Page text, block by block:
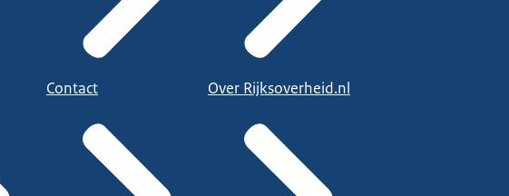
Contact Over Rijksoverheid.nl